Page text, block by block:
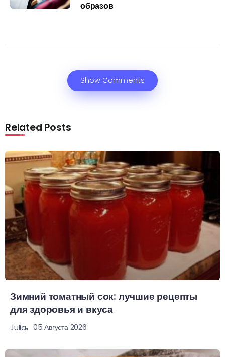
образов
Show Comments
Related Posts
Зимний томатный сок: лучшие рецепты
для здоровья и вкуса
Julia 05 Августа 2026